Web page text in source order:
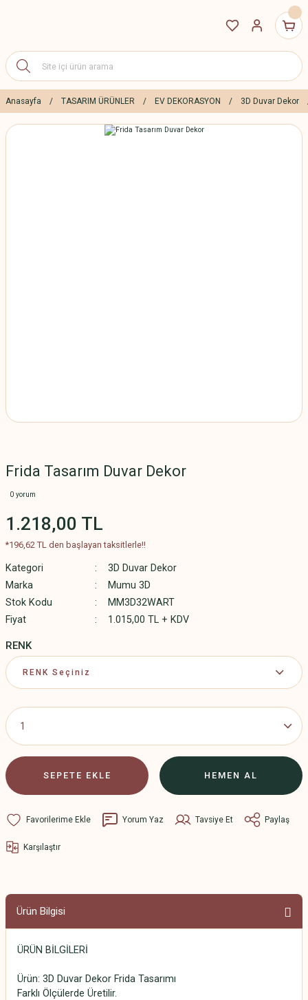
Anasayfa TASARIM ÜRÜNLER EV DEKORASYON 3D Duvar Dekor
Frida Tasarım Duvar Dekor
0 yorum
1.218,00 TL
*196,62 TL den başlayan taksitlerle!!
Kategori
3D Duvar Dekor
Marka
Mumu 3D
Stok Kodu
MM3D32WART
Fiyat
1.015,00 TL + KDV
RENK
SEPETE EKLE HEMEN AL
Yorum Yaz Tavsiye Et Paylaş
Karşılaştır
Ürün Bilgisi
ÜRÜN BİLGİLERİ
Ürün: 3D Duvar Dekor Frida Tasarımı
Farklı Ölçülerde Üretilir.